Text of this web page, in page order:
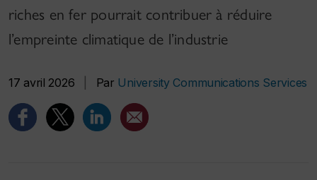
riches en fer pourrait contribuer à réduire
l’empreinte climatique de l’industrie
17 avril 2026 Par University Communications Services